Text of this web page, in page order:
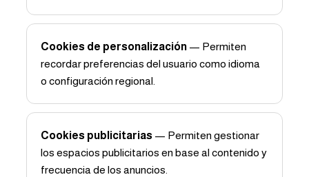
Cookies de personalización — Permiten
recordar preferencias del usuario como idioma
o configuración regional.
Cookies publicitarias — Permiten gestionar
los espacios publicitarios en base al contenido y
frecuencia de los anuncios.